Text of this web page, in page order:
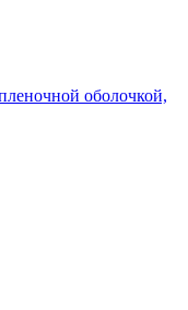
оболочкой,